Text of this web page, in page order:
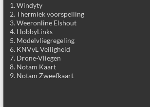
1. Windyty
2. Thermiek voorspelling
3. Weeronline Elshout
4. HobbyLinks
5. Modelvliegregeling
6. KNVvL Veiligheid
7. Drone-Vliegen
8. Notam Kaart
9. Notam Zweefkaart